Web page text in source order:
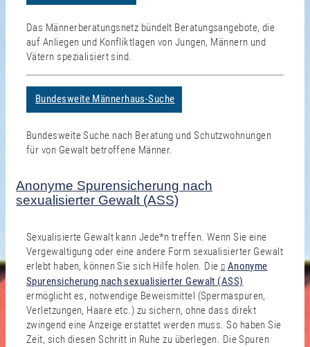
Das Männerberatungsnetz bündelt Beratungsangebote, die
auf Anliegen und Konfliktlagen von Jungen, Männern und
Vätern spezialisiert sind.
Bundesweite Männerhaus-Suche
Bundesweite Suche nach Beratung und Schutzwohnungen
für von Gewalt betroffene Männer.
Anonyme Spurensicherung nach
sexualisierter Gewalt (ASS)
Sexualisierte Gewalt kann Jede*n treffen. Wenn Sie eine
Vergewaltigung oder eine andere Form sexualisierter Gewalt
erlebt haben, können Sie sich Hilfe holen. Die
Anonyme
Spurensicherung nach sexualisierter Gewalt (ASS)
ermöglicht es, notwendige Beweismittel (Spermaspuren,
Verletzungen, Haare etc.) zu sichern, ohne dass direkt
zwingend eine Anzeige erstattet werden muss. So haben Sie
Zeit, sich diesen Schritt in Ruhe zu überlegen. Die Spuren